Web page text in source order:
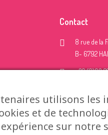
Contact
8 rue de la
B- 6792
+32 (0)63
utilisons les
et de
sur notre